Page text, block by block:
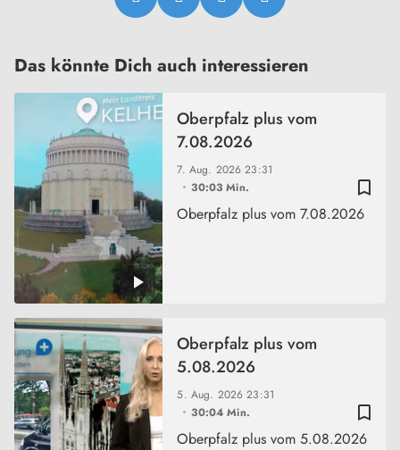
Das könnte Dich auch interessieren
bookmark_border
7. Aug. 202623:31
30:03 Min.
Oberpfalz plus vom
7.08.2026
Oberpfalz plus vom 7.08.2026
bookmark_border
5. Aug. 202623:31
30:04 Min.
Oberpfalz plus vom
5.08.2026
Oberpfalz plus vom 5.08.2026